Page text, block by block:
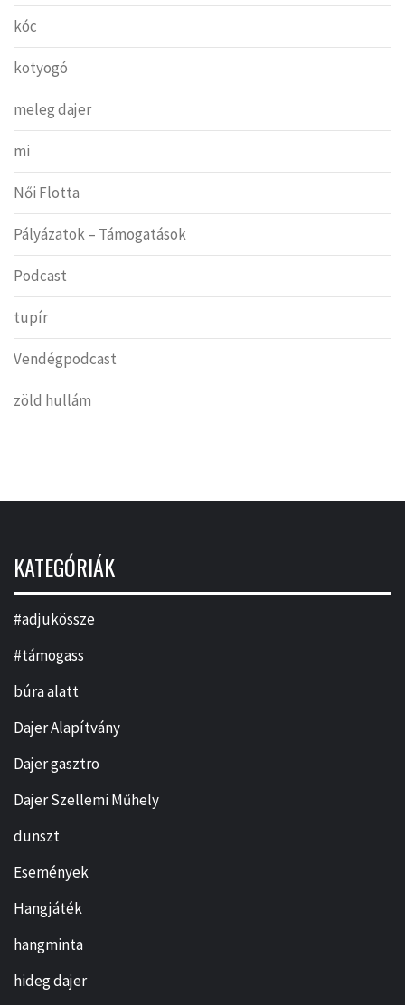
kóc
kotyogó
meleg dajer
mi
Női Flotta
Pályázatok – Támogatások
Podcast
tupír
Vendégpodcast
zöld hullám
KATEGÓRIÁK
#adjukössze
#támogass
búra alatt
Dajer Alapítvány
Dajer gasztro
Dajer Szellemi Műhely
dunszt
Események
Hangjáték
hangminta
hideg dajer